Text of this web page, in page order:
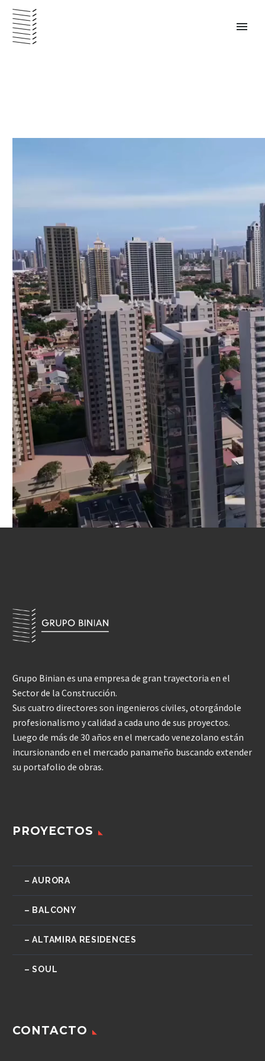
Grupo Binian es una empresa de gran trayectoria en el
Sector de la Construcción.
Sus cuatro directores son ingenieros civiles, otorgándole
profesionalismo y calidad a cada uno de sus proyectos.
Luego de más de 30 años en el mercado venezolano están
incursionando en el mercado panameño buscando extender
su portafolio de obras.
PROYECTOS
– AURORA
– BALCONY
– ALTAMIRA RESIDENCES
– SOUL
CONTACTO